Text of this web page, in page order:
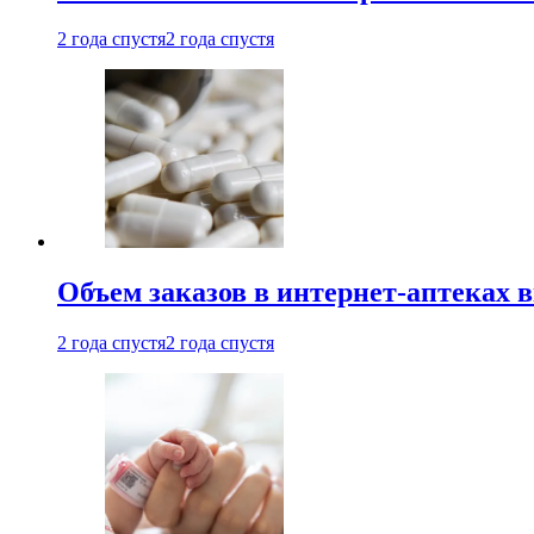
2 года спустя2 года спустя
Объем заказов в интернет-аптеках
2 года спустя2 года спустя